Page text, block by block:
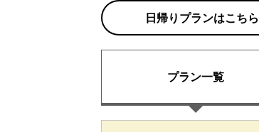
日帰りプランはこちら
プラン一覧